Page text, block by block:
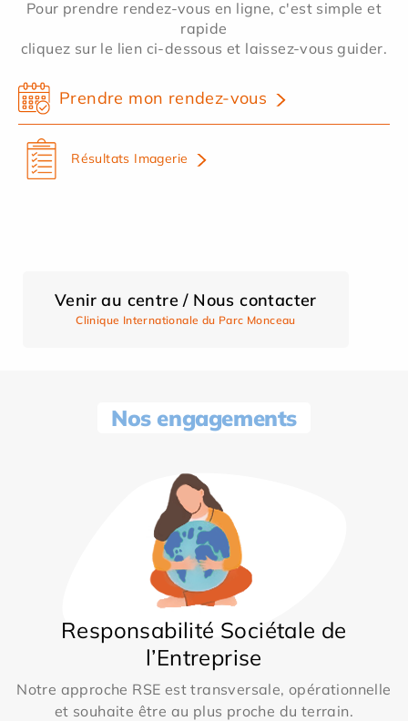
Pour prendre rendez-vous en ligne, c'est simple et
rapide
cliquez sur le lien ci-dessous et laissez-vous guider.
Prendre mon rendez-vous
Résultats Imagerie
Venir au centre / Nous contacter
Clinique Internationale du Parc Monceau
Nos engagements
Responsabilité Sociétale de
l’Entreprise
Notre approche RSE est transversale, opérationnelle
et souhaite être au plus proche du terrain.